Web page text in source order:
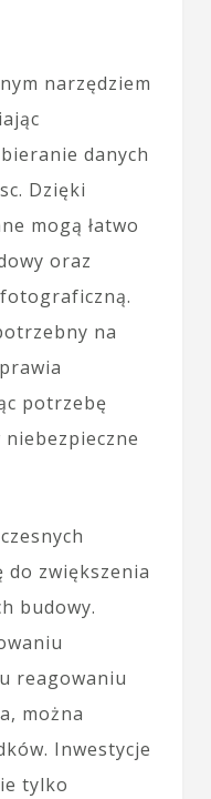
narzędziem
danych
Dzięki
mogą łatwo
oraz
na
potrzebę
niebezpieczne
zwiększenia
budowy.
reagowaniu
można
Inwestycje
tylko